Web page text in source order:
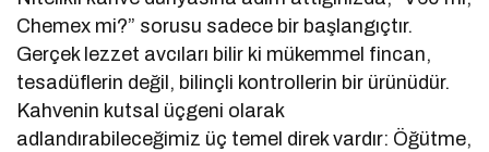
Chemex mi?” sorusu sadece bir başlangıçtır.
Gerçek lezzet avcıları bilir ki mükemmel fincan,
tesadüflerin değil, bilinçli kontrollerin bir ürünüdür.
Kahvenin kutsal üçgeni olarak
adlandırabileceğimiz üç temel direk vardır: Öğütme,